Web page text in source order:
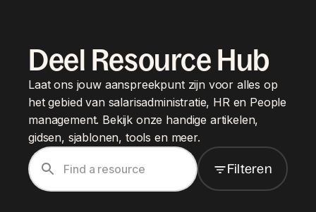
Deel Resource Hub
Laat ons jouw aanspreekpunt zijn voor alles op
het gebied van salarisadministratie, HR en People
management. Bekijk onze handige artikelen,
gidsen, sjablonen, tools en meer.
Filteren